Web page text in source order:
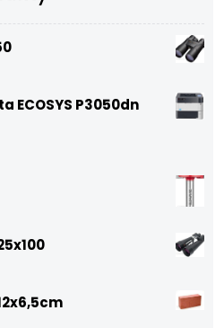
ECOSYS P3050dn